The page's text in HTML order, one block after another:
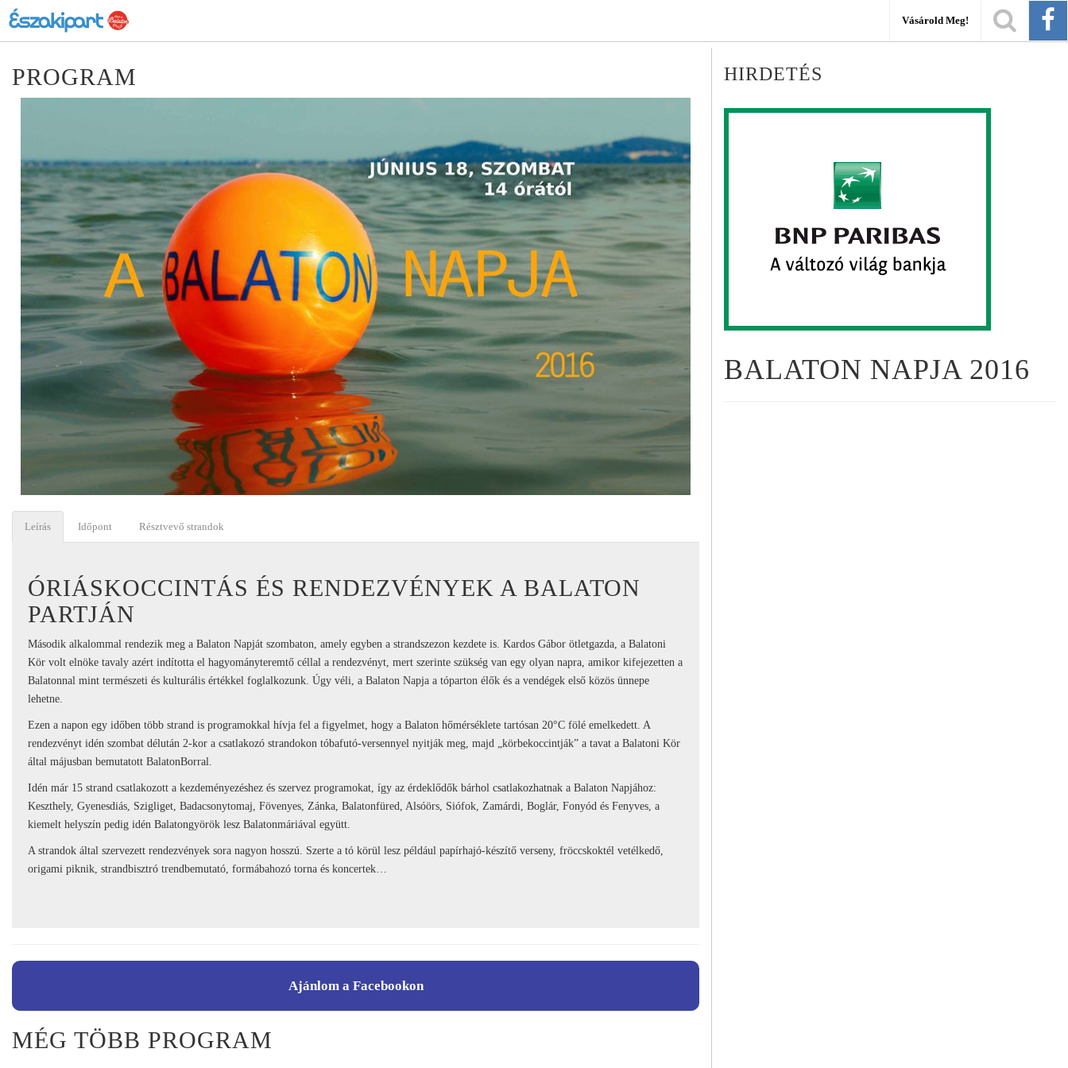
Vásárold Meg!
HIRDETÉS
BALATON NAPJA 2016
PROGRAM
Leírás Időpont Résztvevő strandok
ÓRIÁSKOCCINTÁS ÉS RENDEZVÉNYEK A BALATON
PARTJÁN
Második alkalommal rendezik meg a Balaton Napját szombaton, amely egyben a strandszezon kezdete is. Kardos Gábor ötletgazda, a Balatoni
Kör volt elnöke tavaly azért indította el hagyományteremtő céllal a rendezvényt, mert szerinte szükség van egy olyan napra, amikor kifejezetten a
Balatonnal mint természeti és kulturális értékkel foglalkozunk. Úgy véli, a Balaton Napja a tóparton élők és a vendégek első közös ünnepe
lehetne.
Ezen a napon egy időben több strand is programokkal hívja fel a figyelmet, hogy a Balaton hőmérséklete tartósan 20°C fölé emelkedett. A
rendezvényt idén szombat délután 2-kor a csatlakozó strandokon tóbafutó-versennyel nyitják meg, majd „körbekoccintják” a tavat a Balatoni Kör
által májusban bemutatott BalatonBorral.
Idén már 15 strand csatlakozott a kezdeményezéshez és szervez programokat, így az érdeklődők bárhol csatlakozhatnak a Balaton Napjához:
Keszthely, Gyenesdiás, Szigliget, Badacsonytomaj, Fövenyes, Zánka, Balatonfüred, Alsóörs, Siófok, Zamárdi, Boglár, Fonyód és Fenyves, a
kiemelt helyszín pedig idén Balatongyörök lesz Balatonmáriával együtt.
A strandok által szervezett rendezvények sora nagyon hosszú. Szerte a tó körül lesz például papírhajó-készítő verseny, fröccskoktél vetélkedő,
origami piknik, strandbisztró trendbemutató, formábahozó torna és koncertek…
Ajánlom a Facebookon
MÉG TÖBB PROGRAM